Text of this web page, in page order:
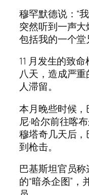
穆罕默德说：“
突然听到一声大
包括我的一个堂
11 月发生的致
八天，造成严
人滞留。
本月晚些时候，
尼·哈尔前往喀
穆塔奇几天后
到枪击。
巴基斯坦官员
的“暗杀企图”